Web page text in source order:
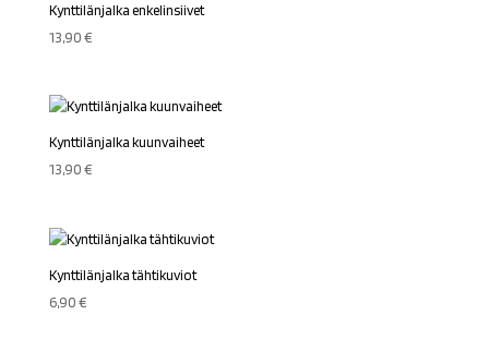
Kynttilänjalka enkelinsiivet
13,90€
Kynttilänjalka kuunvaiheet
13,90€
Kynttilänjalka tähtikuviot
6,90€